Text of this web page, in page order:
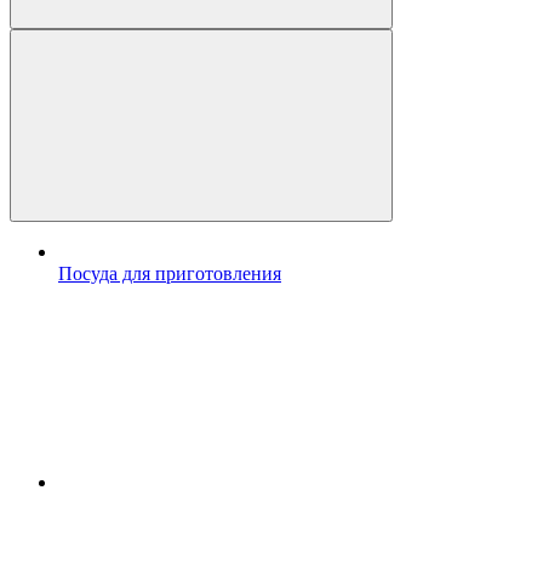
Посуда для приготовления